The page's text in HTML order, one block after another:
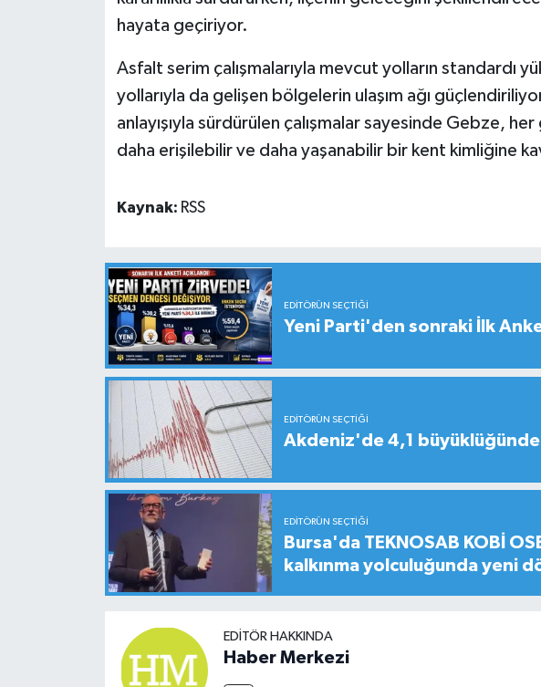
hayata geçiriyor.
Asfalt serim çalışmalarıyla mevcut yolların standardı
yollarıyla da gelişen bölgelerin ulaşım ağı
anlayışıyla sürdürülen çalışmalar sayesinde Gebze,
daha erişilebilir ve daha yaşanabilir bir kent kimliğine
Kaynak: RSS
EDITÖRÜN SEÇTIĞI
Yeni Parti'den sonraki İlk
EDITÖRÜN SEÇTIĞI
Akdeniz'de 4,1
EDITÖRÜN SEÇTIĞI
Bursa'da TEKNOSAB KOBİ
kalkınma yolculuğunda yeni
EDITÖR HAKKINDA
Haber Merkezi